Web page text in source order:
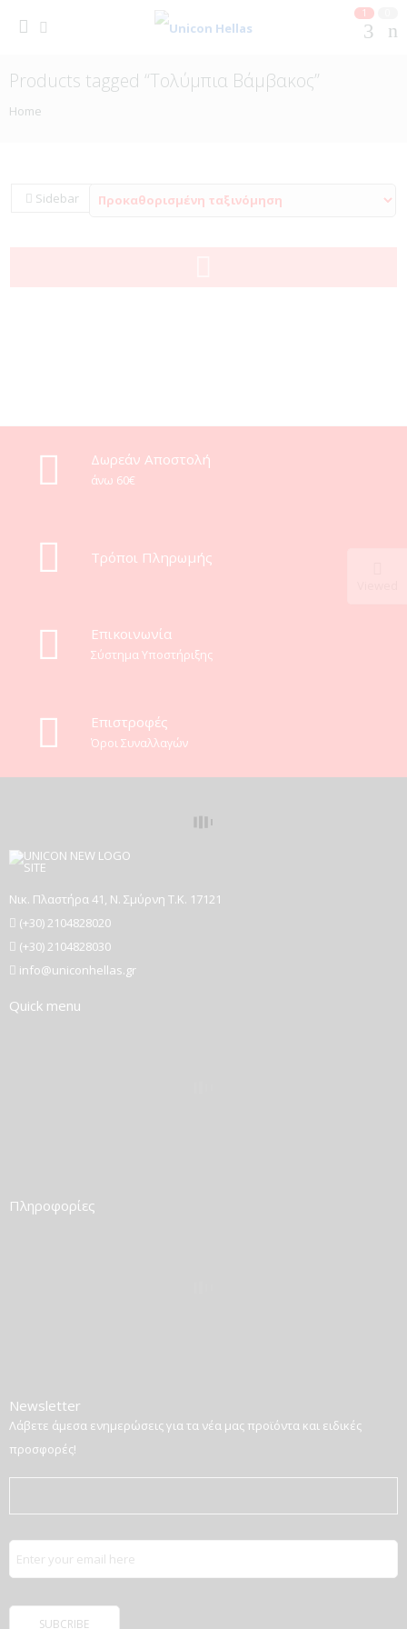
1
Products tagged “Τολύμπια Βάμβακος”
Home
Sidebar
Δωρεάν Αποστολή
άνω 60€
Τρόποι Πληρωμής
Eπικοινωνία
Σύστημα Υποστήριξης
Επιστροφές
Όροι Συναλλαγών
Νικ. Πλαστήρα 41, Ν. Σμύρνη T.K. 17121
(+30) 2104828020
(+30) 2104828030
info@uniconhellas.gr
Quick menu
Πληροφορίες
Newsletter
Λάβετε άμεσα ενημερώσεις για τα νέα μας προϊόντα και ειδικές
προσφορές!